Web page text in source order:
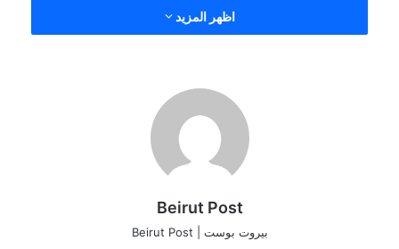
يميل الكثيرون الى اعتبار ان “تنفيسة احتقان القرارات الاخيرة”
ستكون مهمة الجيش….
انطوان شقير،محمود مكية،رودولف هيكل،آب
اظهر المزيد
Beirut Post
بيروت بوست | Beirut Post